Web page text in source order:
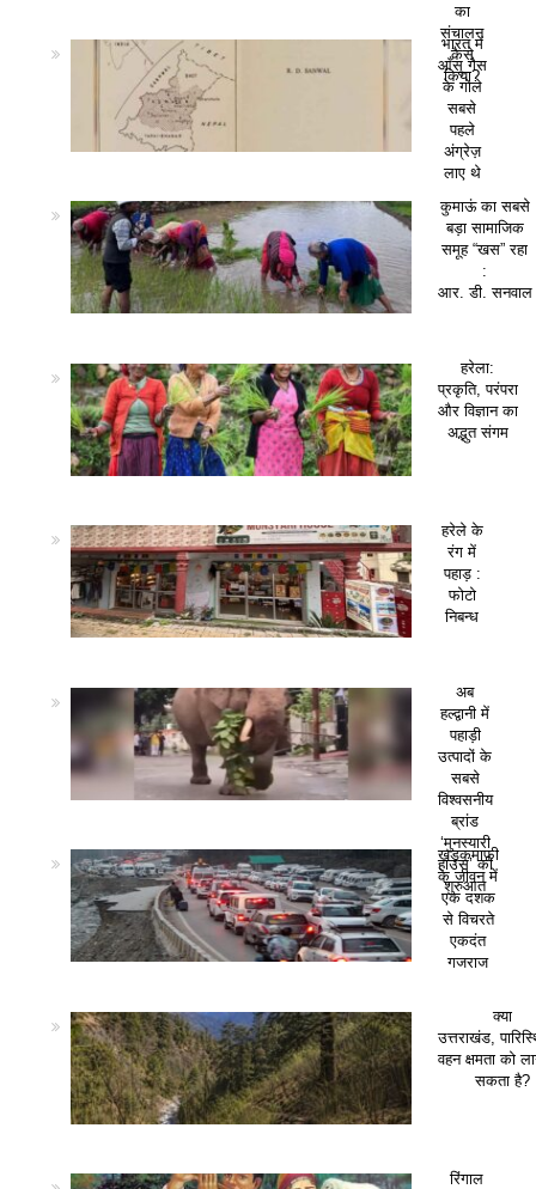
का
संचालन
कैसे
किया?
भारत में
आँसू गैस
के गोले
सबसे
पहले
अंग्रेज़
लाए थे
कुमाऊं का सबसे
बड़ा सामाजिक
समूह “खस” रहा
:
आर. डी. सनवाल
हरेला:
प्रकृति, परंपरा
और विज्ञान का
अद्भुत संगम
हरेले के
रंग में
पहाड़ :
फोटो
निबन्ध
अब
हल्द्वानी में
पहाड़ी
उत्पादों के
सबसे
विश्वसनीय
ब्रांड
‘मुनस्यारी
हाउस’ की
शुरुआत
खड़कमाफी
के जीवन में
एक दशक
से विचरते
एकदंत
गजराज
क्या
उत्तराखंड,
वहन क्षमता को
सकता है?
रिंगाल